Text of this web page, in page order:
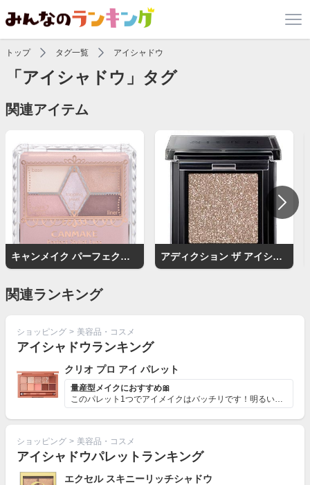
トップ タグ一覧 アイシャドウ
「アイシャドウ」タグ
関連アイテム
キャンメイク パーフェクトスタイリストアイズ アディクション ザ アイシャドウ
関連ランキング
ショッピング > 美容品・コスメ
アイシャドウランキング
クリオ プロ アイ パレット
量産型メイクにおすすめ🎀
このパレット1つでアイメイクはバッチリです！明るい色か...
ショッピング > 美容品・コスメ
アイシャドウパレットランキング
エクセル スキニーリッチシャドウ